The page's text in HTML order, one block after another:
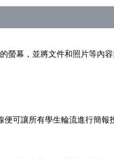
螢幕，並將文件和照片等內
可讓所有學生輪流進行簡報